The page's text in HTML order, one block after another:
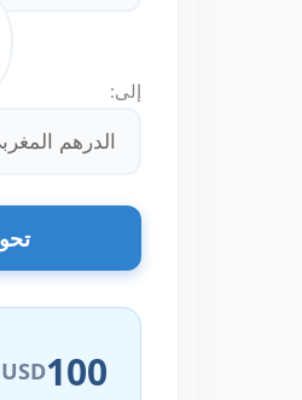
تحويل
100
USD
=